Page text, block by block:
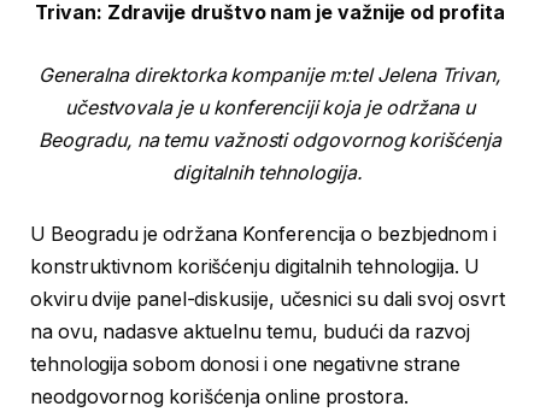
Trivan: Zdravije društvo nam je važnije od profita
Generalna direktorka kompanije m:tel Jelena Trivan,
učestvovala je u konferenciji koja je održana u
Beogradu, na temu važnosti odgovornog korišćenja
digitalnih tehnologija.
U Beogradu je održana Konferencija o bezbjednom i
konstruktivnom korišćenju digitalnih tehnologija. U
okviru dvije panel-diskusije, učesnici su dali svoj osvrt
na ovu, nadasve aktuelnu temu, budući da razvoj
tehnologija sobom donosi i one negativne strane
neodgovornog korišćenja online prostora.